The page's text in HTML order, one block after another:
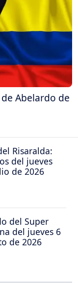
Abelardo de
Risaralda:
del jueves
de 2026
del Super
del jueves 6
de 2026